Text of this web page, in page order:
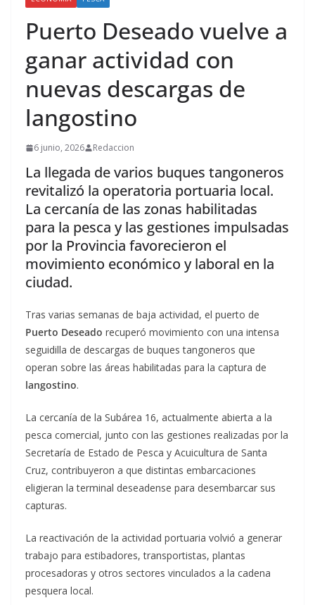
Puerto Deseado vuelve a
ganar actividad con
nuevas descargas de
langostino
6 junio, 2026 Redaccion
La llegada de varios buques tangoneros
revitalizó la operatoria portuaria local.
La cercanía de las zonas habilitadas
para la pesca y las gestiones impulsadas
por la Provincia favorecieron el
movimiento económico y laboral en la
ciudad.
Tras varias semanas de baja actividad, el puerto de
Puerto Deseado recuperó movimiento con una intensa
seguidilla de descargas de buques tangoneros que
operan sobre las áreas habilitadas para la captura de
langostino.
La cercanía de la Subárea 16, actualmente abierta a la
pesca comercial, junto con las gestiones realizadas por la
Secretaría de Estado de Pesca y Acuicultura de Santa
Cruz, contribuyeron a que distintas embarcaciones
eligieran la terminal deseadense para desembarcar sus
capturas.
La reactivación de la actividad portuaria volvió a generar
trabajo para estibadores, transportistas, plantas
procesadoras y otros sectores vinculados a la cadena
pesquera local.